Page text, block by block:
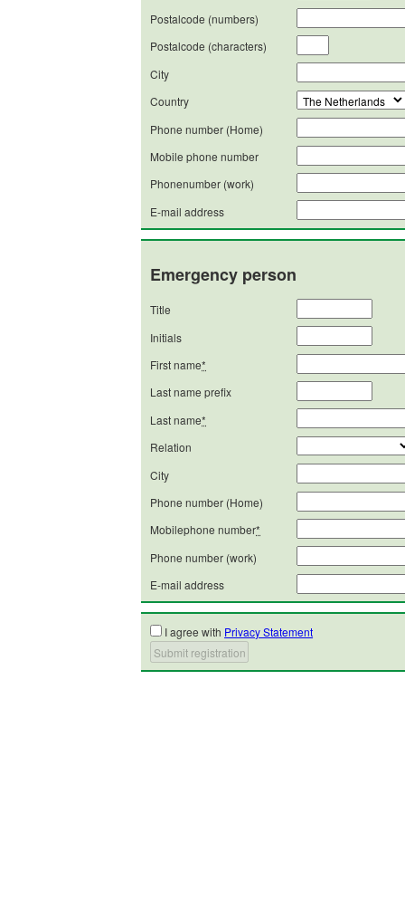
Postalcode (numbers)
Postalcode (characters)
City
Country
Phone number (Home)
Mobile phone number
Phonenumber (work)
E-mail address
Emergency person
Title
Initials
First name*
Last name prefix
Last name*
Relation
City
Phone number (Home)
Mobilephone number*
Phone number (work)
E-mail address
I agree with Privacy Statement